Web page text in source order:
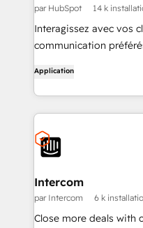
par HubSpot 14 k
Interagissez avec vos
communication
Application
Intercom
par Intercom 6 k
Close more deals with